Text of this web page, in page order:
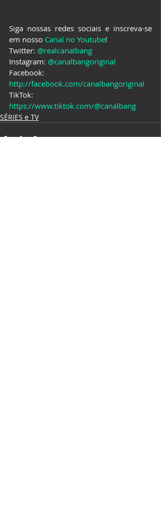
Siga nossas redes sociais e inscreva-se
em nosso Canal no Youtube!
Twitter: @realcanalbang
Instagram: @canalbangoriginal
http://facebook.com/canalbangoriginal
https://www.tiktok.com/@canalbang
SÉRIES e TV